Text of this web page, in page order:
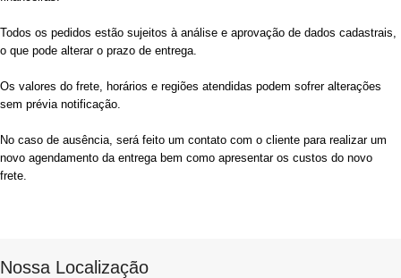
Todos os pedidos estão sujeitos à análise e aprovação de dados cadastrais,
o que pode alterar o prazo de entrega.
Os valores do frete, horários e regiões atendidas podem sofrer alterações
sem prévia notificação.
No caso de ausência, será feito um contato com o cliente para realizar um
novo agendamento da entrega bem como apresentar os custos do novo
frete.
Nossa Localização